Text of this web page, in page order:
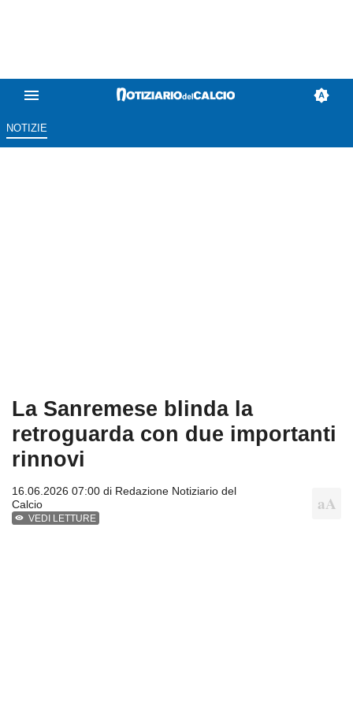
NOTIZIE
La Sanremese blinda la
retroguarda con due importanti
rinnovi
16.06.2026 07:00 di Redazione Notiziario del
Calcio
VEDI LETTURE